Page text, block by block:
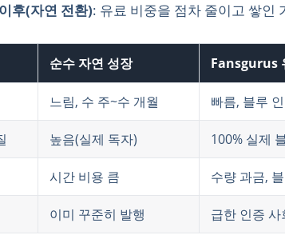
후(자연 전환): 유료 비중을 점차 줄이고 쌓인
순수 자연 성장 Fansgurus
느림, 수 주~수 개월 빠름, 블루
높음(실제 독자) 100% 실제
시간 비용 큼 수량 과금,
이미 꾸준히 발행 급한 인증